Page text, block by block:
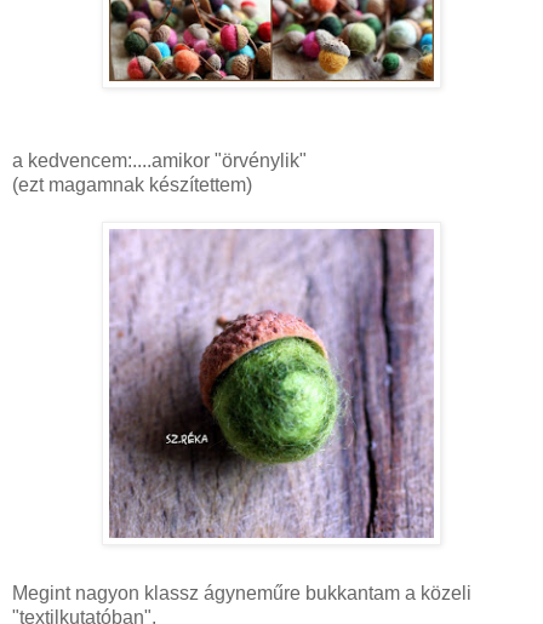
a kedvencem:....amikor "örvénylik"
(ezt magamnak készítettem)
Megint nagyon klassz ágyneműre bukkantam a közeli
"textilkutatóban".